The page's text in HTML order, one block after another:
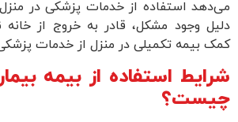
می‌دهد استفاده از خدمات پزشکی در
دلیل وجود مشکل، قادر به خروج از خانه
کمک بیمه تکمیلی در منزل از خدمات پزشکی
شرایط استفاده از بیمه
چیست؟